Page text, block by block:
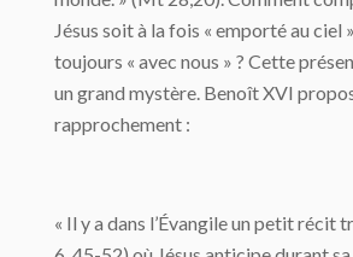
Jésus soit à la fois « emporté au ciel
toujours « avec nous » ? Cette
un grand mystère. Benoît XVI
rapprochement :
« Il y a dans l’Évangile un petit récit